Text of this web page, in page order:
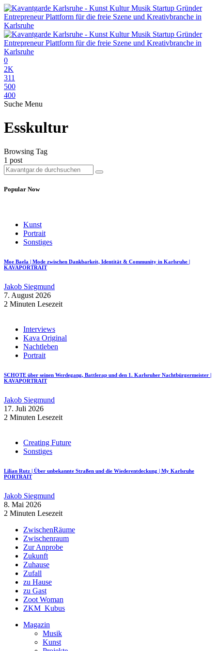
0
2K
311
500
400
Suche Menu
Esskultur
Browsing Tag
1 post
Popular Now
Kunst
Portrait
Sonstiges
Moe Baela | Mode zwischen Dankbarkeit, Identität & Community in Karlsruhe |
KAVAPORTRAIT
Jakob Siegmund
7. August 2026
2 Minuten Lesezeit
Interviews
Kava Original
Nachtleben
Portrait
SCHOTE über seinen Werdegang, Battlerap und den 1. Karlsruher Nachtbürgermeister |
KAVAPORTRAIT
Jakob Siegmund
17. Juli 2026
2 Minuten Lesezeit
Creating Future
Sonstiges
Lilian Rutz | Über unbekannte Straßen und die Wiederentdeckung | My Karlsruhe
PORTRAIT
Jakob Siegmund
8. Mai 2026
2 Minuten Lesezeit
ZwischenRäume
Zwischenraum
Zur Anprobe
Zukunft
Zuhause
Zufall
zu Hause
zu Gast
Zoot Woman
ZKM_Kubus
Magazin
Musik
Kunst